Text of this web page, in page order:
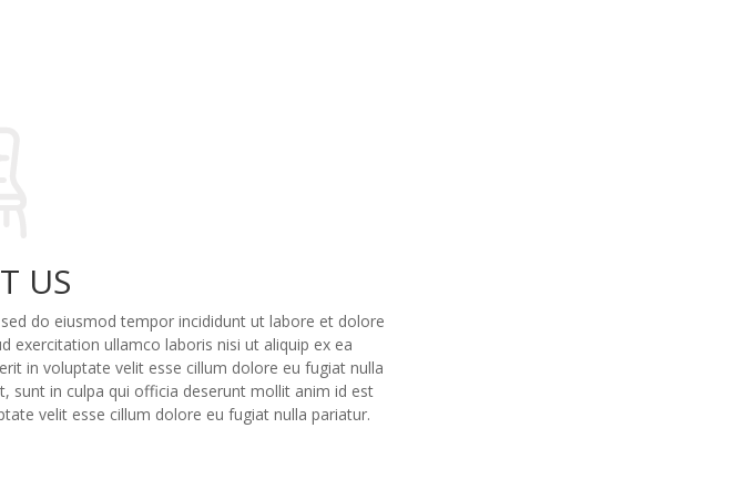
US
do eiusmod tempor incididunt ut labore et dolore
exercitation ullamco laboris nisi ut aliquip ex ea
in voluptate velit esse cillum dolore eu fugiat nulla
sunt in culpa qui officia deserunt mollit anim id est
velit esse cillum dolore eu fugiat nulla pariatur.